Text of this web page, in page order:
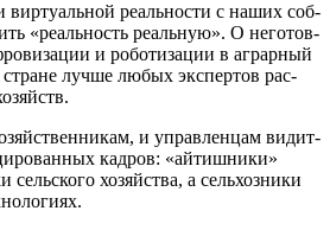
вир­ту­аль­ной реаль­но­сти с наших соб­
«реаль­ность реаль­ную». О него­тов­
и робо­ти­за­ции в аграр­ный
луч­ше любых экс­пер­тов рас­
и управ­лен­цам видит­
кад­ров: «айтиш­ни­ки»
хозяй­ства, а сель­хоз­ни­ки